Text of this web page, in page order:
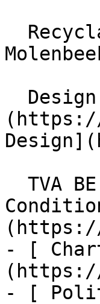
(https://
- [
- [